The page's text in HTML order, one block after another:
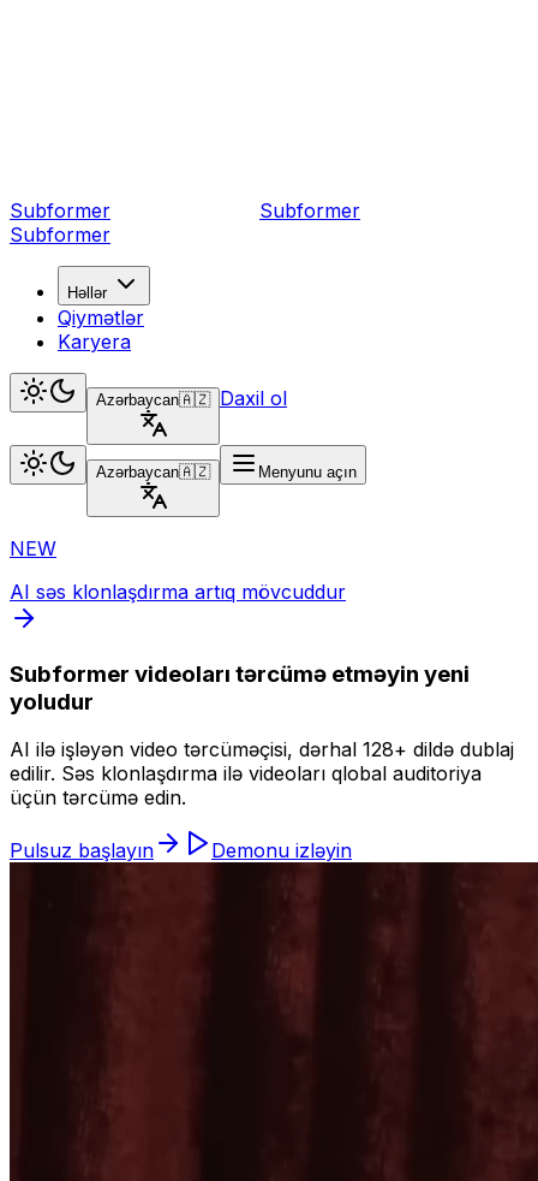
Subformer Subformer
Subformer
Həllər
Qiymətlər
Karyera
Azərbaycan🇦🇿 Daxil ol
Azərbaycan🇦🇿 Menyunu açın
NEW
AI səs klonlaşdırma artıq mövcuddur
Subformer videoları tərcümə etməyin yeni
yoludur
AI ilə işləyən video tərcüməçisi, dərhal 128+ dildə dublaj
edilir. Səs klonlaşdırma ilə videoları qlobal auditoriya
üçün tərcümə edin.
Pulsuz başlayın Demonu izləyin